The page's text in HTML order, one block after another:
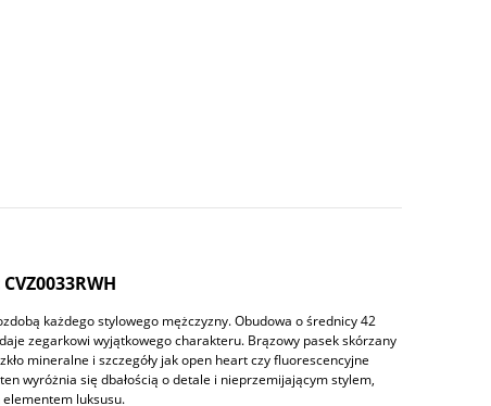
każdego stylowego mężczyzny. Obudowa o średnicy 42
zegarkowi wyjątkowego charakteru. Brązowy pasek skórzany
mineralne i szczegóły jak open heart czy fluorescencyjne
wyróżnia się dbałością o detale i nieprzemijającym stylem,
luksusu.